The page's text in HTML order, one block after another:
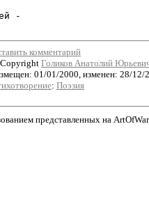
-
комментарий
Голиков Анатолий
01/01/2000, изменен: 28/12/
: Поэзия
представленных на